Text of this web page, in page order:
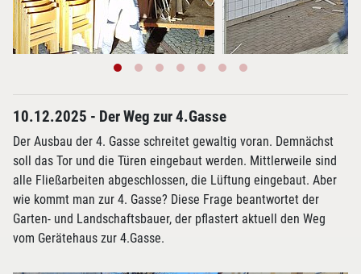
10.12.2025 - Der Weg zur 4.Gasse
Der Ausbau der 4. Gasse schreitet gewaltig voran. Demnächst
soll das Tor und die Türen eingebaut werden. Mittlerweile sind
alle Fließarbeiten abgeschlossen, die Lüftung eingebaut. Aber
wie kommt man zur 4. Gasse? Diese Frage beantwortet der
Garten- und Landschaftsbauer, der pflastert aktuell den Weg
vom Gerätehaus zur 4.Gasse.